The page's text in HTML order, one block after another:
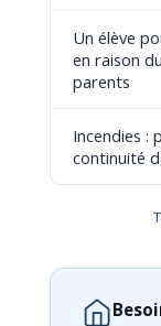
Un élève
en raison
parents
Incendies :
continuité